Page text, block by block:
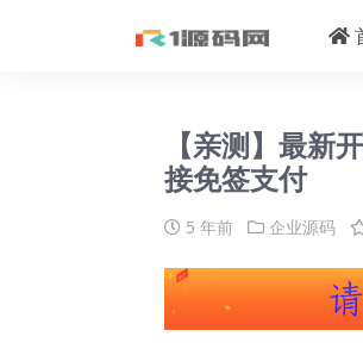
【亲测】最新
接免签支付
5 年前 企业源码